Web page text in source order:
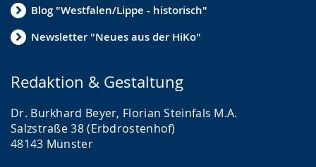
Blog "Westfalen/Lippe - historisch"
Newsletter "Neues aus der HiKo"
Redaktion & Gestaltung
Dr. Burkhard Beyer, Florian Steinfals M.A.
Salzstraße 38 (Erbdrostenhof)
48143 Münster